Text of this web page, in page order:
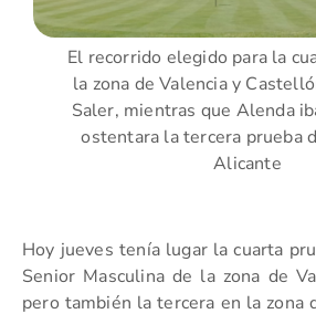
El recorrido elegido para la
la zona de Valencia y
Saler, mientras que Alenda
ostentara la tercera prueba
Alicante
Hoy jueves tenía lugar la cuarta
Senior Masculina de la zona de
pero también la tercera en la zona